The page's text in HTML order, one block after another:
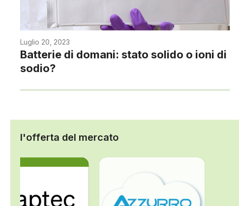
Luglio 20, 2023
Batterie di domani: stato solido o ioni di
sodio?
l'offerta del mercato